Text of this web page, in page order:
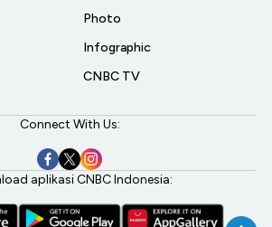
Photo
Infographic
CNBC TV
Connect With Us:
aplikasi CNBC Indonesia: